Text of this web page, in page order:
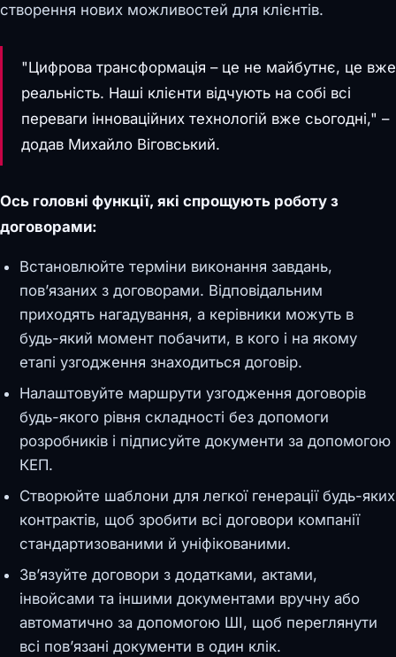
створення нових можливостей для клієнтів.
"Цифрова трансформація – це не майбутнє, це вже
реальність. Наші клієнти відчують на собі всі
переваги інноваційних технологій вже сьогодні," –
додав Михайло Віговський.
Ось головні функції, які спрощують роботу з
договорами:
Встановлюйте терміни виконання завдань,
пов’язаних з договорами. Відповідальним
приходять нагадування, а керівники можуть в
будь-який момент побачити, в кого і на якому
етапі узгодження знаходиться договір.
Налаштовуйте маршрути узгодження договорів
будь-якого рівня складності без допомоги
розробників і підписуйте документи за допомогою
КЕП.
Створюйте шаблони для легкої генерації будь-яких
контрактів, щоб зробити всі договори компанії
стандартизованими й уніфікованими.
Зв’язуйте договори з додатками, актами,
інвойсами та іншими документами вручну або
автоматично за допомогою ШІ, щоб переглянути
всі пов’язані документи в один клік.